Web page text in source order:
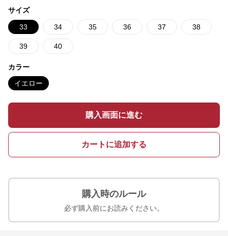
サイズ
33 34 35 36 37 38
39 40
カラー
イエロー
購入画面に進む
カートに追加する
購入時のルール
必ず購入前にお読みください。